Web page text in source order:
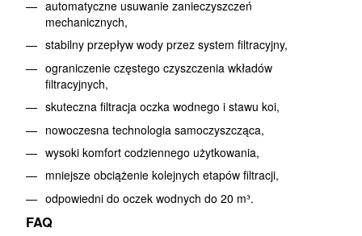
automatyczne usuwanie zanieczyszczeń
mechanicznych,
stabilny przepływ wody przez system filtracyjny,
ograniczenie częstego czyszczenia wkładów
filtracyjnych,
skuteczna filtracja oczka wodnego i stawu koi,
nowoczesna technologia samoczyszcząca,
wysoki komfort codziennego użytkowania,
mniejsze obciążenie kolejnych etapów filtracji,
odpowiedni do oczek wodnych do 20 m³.
FAQ